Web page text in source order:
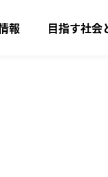
報 目指す社会